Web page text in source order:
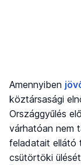
Amennyiben
köztársasági
Országgyűlés
várhatóan nem
feladatait ellátó
csütörtöki